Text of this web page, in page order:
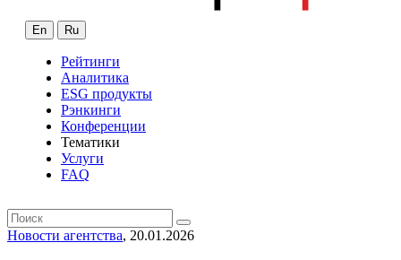
En Ru
Рейтинги
Аналитика
ESG продукты
Рэнкинги
Конференции
Тематики
Услуги
FAQ
Новости агентства, 20.01.2026